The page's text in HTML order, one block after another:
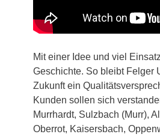
Mit einer Idee und viel
Geschichte. So bleibt Felger
Zukunft ein
Kunden sollen sich
Murrhardt, Sulzbach (Murr),
Oberrot, Kaisersbach,